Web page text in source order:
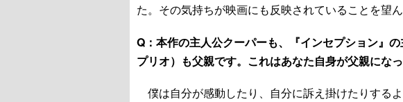
た。その気持ちが映画にも反映されていることを望ん
Q：本作の主人公クーパーも、『インセプション』
プリオ）も父親です。これはあなた自身が父親にな
僕は自分が感動したり、自分に訴え掛けたりする